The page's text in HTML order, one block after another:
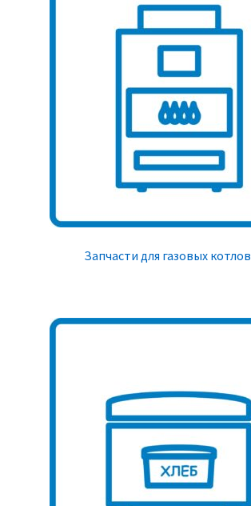
Запчасти для газовых котлов